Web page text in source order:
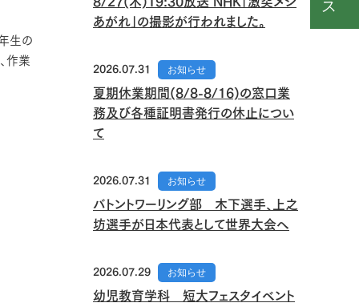
生の
作業
あがれ」の撮影が行われました。
2026.07.31 お知らせ
夏期休業期間(8/8-8/16)の窓口業
務及び各種証明書発行の休止につい
て
2026.07.31 お知らせ
バトントワーリング部 木下選手、上之
坊選手が日本代表として世界大会へ
2026.07.29 お知らせ
幼児教育学科 短大フェスタイベント